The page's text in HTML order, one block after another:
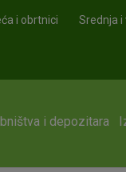
i obrtnici Srednja i
i depozitara